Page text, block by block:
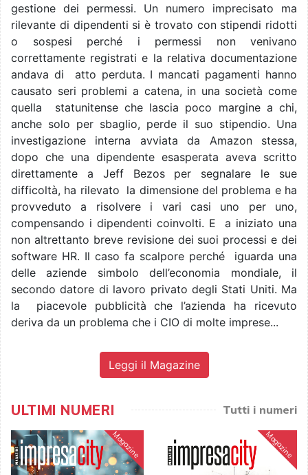
gestione dei permessi. Un numero imprecisato ma
rilevante di dipendenti si è trovato con stipendi ridotti
o sospesi perché i permessi non venivano
correttamente registrati e la relativa documentazione
andava di atto perduta. I mancati pagamenti hanno
causato seri problemi a catena, in una società come
quella statunitense che lascia poco margine a chi,
anche solo per sbaglio, perde il suo stipendio. Una
investigazione interna avviata da Amazon stessa,
dopo che una dipendente esasperata aveva scritto
direttamente a Jeff Bezos per segnalare le sue
difficoltà, ha rilevato la dimensione del problema e ha
provveduto a risolvere i vari casi uno per uno,
compensando i dipendenti coinvolti. E a iniziato una
non altrettanto breve revisione dei suoi processi e dei
software HR. Il caso fa scalpore perché iguarda una
delle aziende simbolo dell’economia mondiale, il
secondo datore di lavoro privato degli Stati Uniti. Ma
la piacevole pubblicità che l’azienda ha ricevuto
deriva da un problema che i CIO di molte imprese...
Leggi il Magazine
ULTIMI NUMERI Tutti i numeri
Magazine Magazine